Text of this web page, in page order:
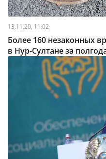
13.11.20, 11:02
Более 160 незаконных
в Нур-Султане за